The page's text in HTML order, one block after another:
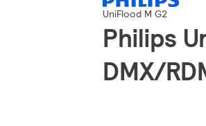
UniFlood M G2
Philips
DMX/